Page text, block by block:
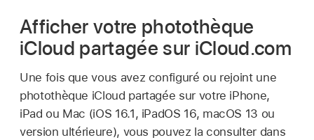
Afficher votre photothèque
iCloud partagée sur iCloud.com
Une fois que vous avez configuré ou rejoint une
photothèque iCloud partagée sur votre iPhone,
iPad ou Mac (iOS 16.1, iPadOS 16, macOS 13 ou
version ultérieure), vous pouvez la consulter dans